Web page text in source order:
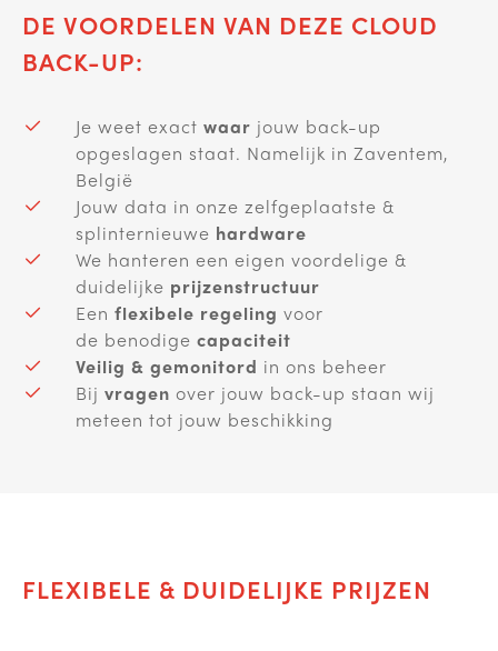
DE VOORDELEN VAN DEZE CLOUD
BACK-UP:
Je weet exact waar jouw back-up
opgeslagen staat. Namelijk in Zaventem,
België ​
Jouw data in onze zelfgeplaatste &
splinternieuwe hardware
We hanteren een eigen voordelige &
duidelijke prijzenstructuur
Een flexibele regeling voor
de benodige capaciteit
Veilig & gemonitord in ons beheer
Bij vragen over jouw back-up staan wij
meteen tot jouw beschikking
FLEXIBELE & DUIDELIJKE PRIJZEN